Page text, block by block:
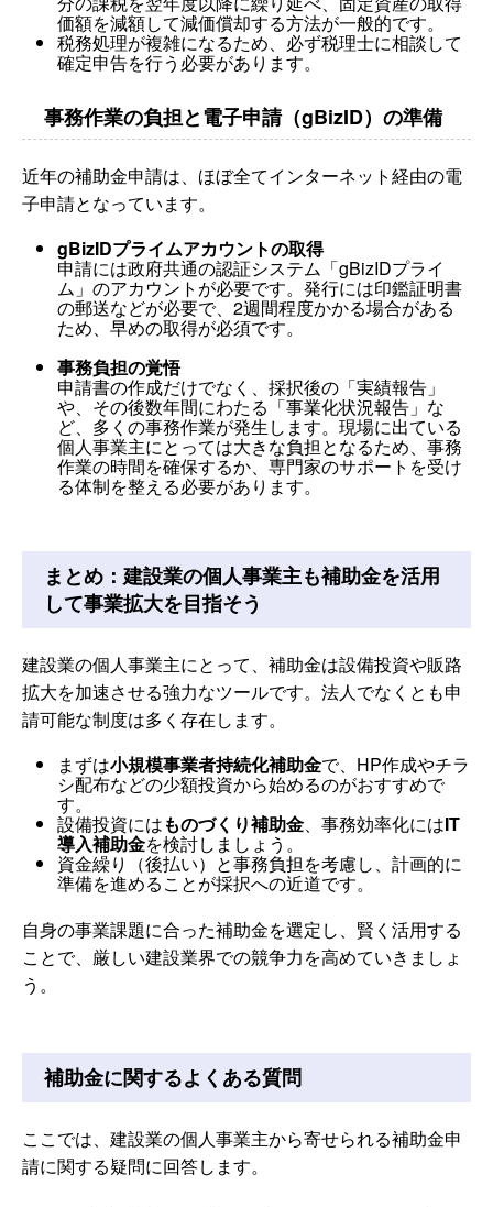
価額を減額して減価償却する方法が一般的です。
税務処理が複雑になるため、必ず税理士に相談して
確定申告を行う必要があります。
事務作業の負担と電子申請（gBizID）の準備
近年の補助金申請は、ほぼ全てインターネット経由の電
子申請となっています。
gBizIDプライムアカウントの取得
申請には政府共通の認証システム「gBizIDプライ
ム」のアカウントが必要です。発行には印鑑証明書
の郵送などが必要で、2週間程度かかる場合がある
ため、早めの取得が必須です。
事務負担の覚悟
申請書の作成だけでなく、採択後の「実績報告」
や、その後数年間にわたる「事業化状況報告」な
ど、多くの事務作業が発生します。現場に出ている
個人事業主にとっては大きな負担となるため、事務
作業の時間を確保するか、専門家のサポートを受け
る体制を整える必要があります。
まとめ：建設業の個人事業主も補助金を活用
して事業拡大を目指そう
建設業の個人事業主にとって、補助金は設備投資や販路
拡大を加速させる強力なツールです。法人でなくとも申
請可能な制度は多く存在します。
まずは小規模事業者持続化補助金で、HP作成やチラ
シ配布などの少額投資から始めるのがおすすめで
す。
設備投資にはものづくり補助金、事務効率化にはIT
導入補助金を検討しましょう。
資金繰り（後払い）と事務負担を考慮し、計画的に
準備を進めることが採択への近道です。
自身の事業課題に合った補助金を選定し、賢く活用する
ことで、厳しい建設業界での競争力を高めていきましょ
う。
補助金に関するよくある質問
ここでは、建設業の個人事業主から寄せられる補助金申
請に関する疑問に回答します。